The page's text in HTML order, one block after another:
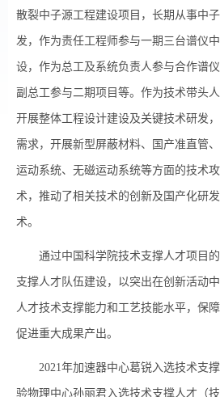
散裂中子源工程建设项目，长期从事中
发，作为责任工程师参与一期三台谱仪
设，作为总工及系统负责人参与合作谱
副总工参与二期项目等。作为技术带头
开展整体工程设计建设及关键技术研发
需求，开展新型屏蔽材料、国产准直管
运动系统、无磁运动系统等方面的技术
术，推动了相关技术的创新及国产化研
术。
通过中国科学院技术支撑人才项目
支撑人才队伍建设，以突出在创新活动
人才技术支撑能力和工艺技能水平，保
促进重大成果产出。
2021年加速器中心葛锐入选技术支
验物理中心孙丽君入选技术支撑人才（技